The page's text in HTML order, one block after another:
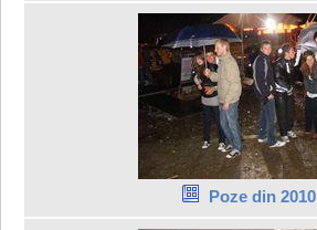
Poze din 2010